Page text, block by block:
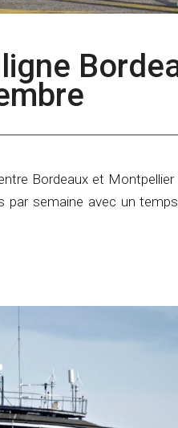
Bordeaux et
par semaine avec un